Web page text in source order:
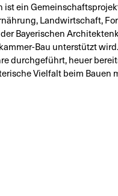
ist ein
Landwirtschaft,
Bayerischen
Bau unterstützt
durchgeführt, heuer
Vielfalt beim Bauen